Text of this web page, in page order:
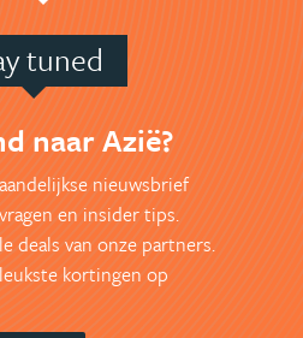
tuned
naar Azië?
nieuwsbrief
en insider tips.
deals van onze partners.
kortingen op